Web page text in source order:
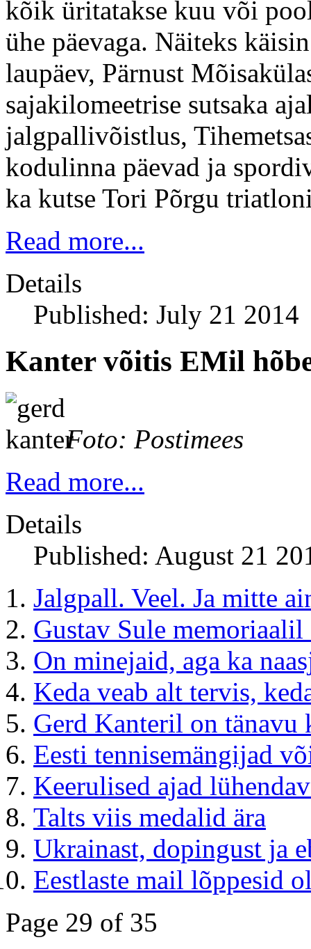
kõik üritatakse kuu või
ühe päevaga. Näiteks
laupäev, Pärnust
sajakilomeetrise sutsaka
jalgpallivõistlus,
kodulinna päevad ja
ka kutse Tori Põrgu
Read more...
Details
Published: July 21 2014
Kanter võitis EMil
Foto: Postimees
Read more...
Details
Published: August 21
Jalgpall. Veel. Ja mitte
Gustav Sule
On minejaid, aga ka
Keda veab alt tervis,
Gerd Kanteril on tänavu
Eesti tennisemängijad
Keerulised ajad
Talts viis medalid ära
Ukrainast, dopingust ja
Eestlaste mail lõppesid
Page 29 of 35